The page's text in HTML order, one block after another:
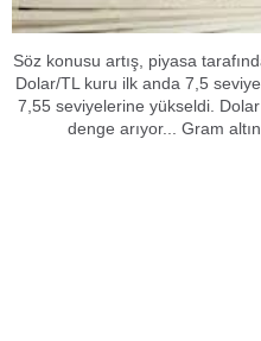
Söz konusu artış, piyasa
Dolar/TL kuru ilk anda 7,5
7,55 seviyelerine yükseldi.
denge arıyor... Gram